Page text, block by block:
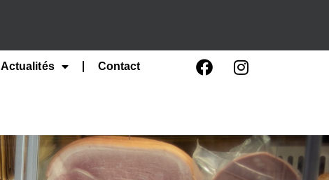
Actualités Contact